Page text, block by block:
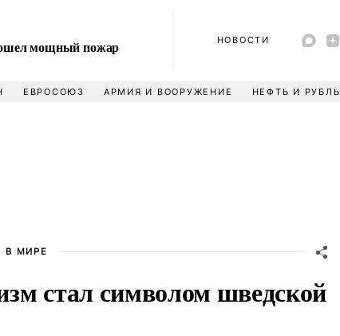
мощный пожар НОВОСТИ
ЕВРОСОЮЗ АРМИЯ И ВООРУЖЕНИЕ НЕФТЬ И РУБЛЬ
В МИРЕ
стал символом шведской